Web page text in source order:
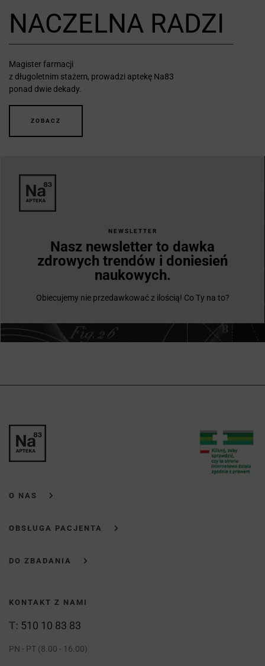
NACZELNA RADZI
Magister farmacji
z długoletnim stażem, prowadzi aptekę Na83
ponad dwie dekady.
ZOBACZ
NEWSLETTER
Nasz newsletter to dawka
zdrowych trendów i doniesień
naukowych.
Obiecujemy nie przedawkować z ilością! Co Ty na to?
O NAS
OBSŁUGA PACJENTA
DO ZBADANIA
KONTAKT Z NAMI
T: 510 10 83 83
PN - PT (8.00 - 16.00)